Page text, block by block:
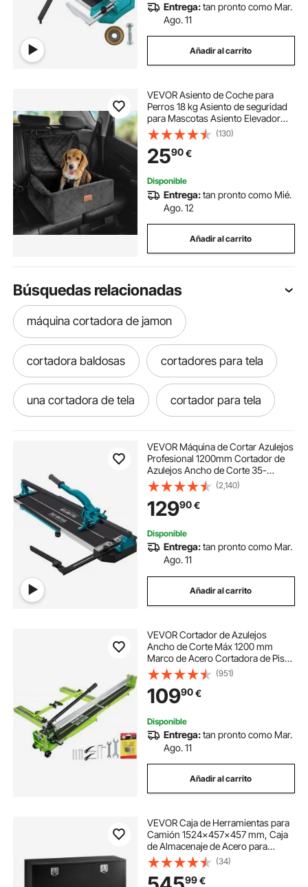
Entrega:tan pronto como Mar.
Ago. 11
Añadir al carrito
VEVOR Asiento de Coche para
Perros 18 kg Asiento de seguridad
para Mascotas Asiento Elevador
Impermeable con Correa de
Seguridad con Clip Acolchado de
Algodón PP Silla para Coche para
Mascotas, Negro
(130)
2590€
Disponible
Entrega:tan pronto como Mié.
Ago. 12
Añadir al carrito
Búsquedas relacionadas
máquina cortadora de jamon
cortadora baldosas cortadores para tela
una cortadora de tela cortador para tela
máquina cortadora de jamón
maquinas cortadoras de vegetales
cuchilla para cortador de vegetales
cuchillas para cortadora patatas
cortadora ceramica 1000mm
cortador jamon maquina
cortadora para tela maquina cortadora
VEVOR Máquina de Cortar Azulejos
Profesional 1200mm Cortador de
Azulejos Ancho de Corte 35-
1200 mm Cortadora de Piso
Laminado Espesor de Corte 6-
15 mm Cortador Manual de
Azulejos de Aluminio Corte
(2,140)
12990€
Disponible
Entrega:tan pronto como Mar.
Ago. 11
Añadir al carrito
VEVOR Cortador de Azulejos
Ancho de Corte Máx 1200 mm
Marco de Acero Cortadora de Piso
Laminado Espesor de Corte 6-
15 mm 27 Rodamientos Cortador
Manual de Azulejos para Piedra,
Baldosas Ordinarias
(951)
10990€
Disponible
Entrega:tan pronto como Mar.
Ago. 11
Añadir al carrito
VEVOR Caja de Herramientas para
Camión 1524x457x457 mm, Caja
de Almacenaje de Acero para
Debajo de Carrocería del Camión,
con Cerradura y Llaves, con Asa en
T para Furgoneta, SUV, Camioneta,
(34)
99€